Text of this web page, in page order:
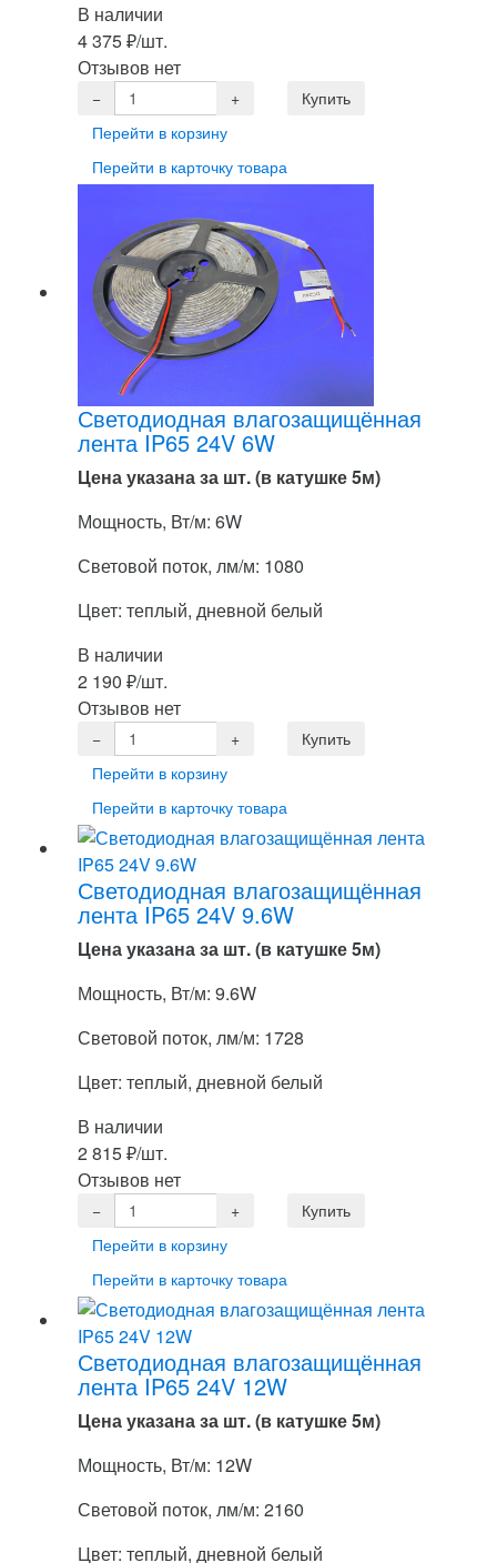
В наличии
4 375₽/шт.
Отзывов нет
Перейти в корзину
Перейти в карточку товара
Светодиодная влагозащищённая
лента IP65 24V 6W
Цена указана за шт. (в катушке 5м)
Мощность, Вт/м: 6W
Световой поток, лм/м: 1080
Цвет: теплый, дневной белый
В наличии
2 190 ₽/шт.
Отзывов нет
Перейти в корзину
Перейти в карточку товара
Светодиодная влагозащищённая
лента IP65 24V 9.6W
Цена указана за шт. (в катушке 5м)
Мощность, Вт/м: 9.6W
Световой поток, лм/м: 1728
Цвет: теплый, дневной белый
В наличии
2 815₽/шт.
Отзывов нет
Перейти в корзину
Перейти в карточку товара
Светодиодная влагозащищённая
лента IP65 24V 12W
Цена указана за шт. (в катушке 5м)
Мощность, Вт/м: 12W
Световой поток, лм/м: 2160
Цвет: теплый, дневной белый